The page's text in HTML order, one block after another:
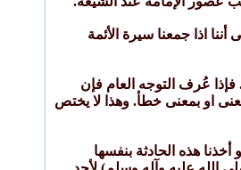
اذا جمعنا سيرة الأئمة
عُرف التوجه العام فإن
او بمعنى خطأ. وهذا لا يختص
هذه الحادثة بنفسها